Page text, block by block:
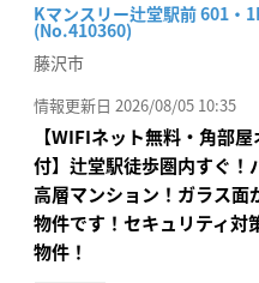
Kマンスリー辻堂駅前 601・
(No.410360)
藤沢市
情報更新日 2026/08/05 10:35
【WIFIネット無料・角部
付】辻堂駅徒歩圏内すぐ！
高層マンション！ガラス面
物件です！セキュリティ対
物件！